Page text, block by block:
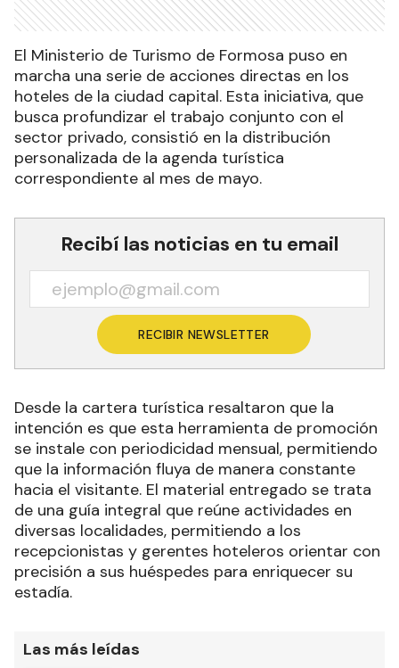
El Ministerio de Turismo de Formosa puso en
marcha una serie de acciones directas en los
hoteles de la ciudad capital. Esta iniciativa, que
busca profundizar el trabajo conjunto con el
sector privado, consistió en la distribución
personalizada de la agenda turística
correspondiente al mes de mayo.
Recibí las noticias en tu email
RECIBIR NEWSLETTER
Desde la cartera turística resaltaron que la
intención es que esta herramienta de promoción
se instale con periodicidad mensual, permitiendo
que la información fluya de manera constante
hacia el visitante. El material entregado se trata
de una guía integral que reúne actividades en
diversas localidades, permitiendo a los
recepcionistas y gerentes hoteleros orientar con
precisión a sus huéspedes para enriquecer su
estadía.
Las más leídas